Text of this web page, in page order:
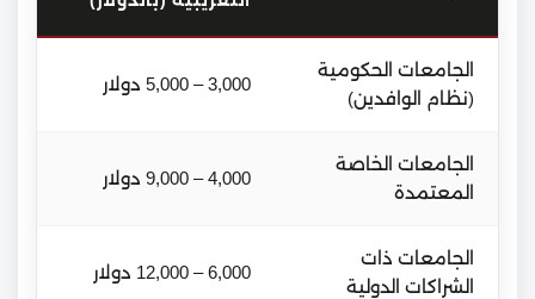
الجامعات الحكومية
(نظام الوافدين)
3,000 – 5,000 دولار
الجامعات الخاصة
المعتمدة
4,000 – 9,000 دولار
الجامعات ذات
الشراكات الدولية
6,000 – 12,000 دولار